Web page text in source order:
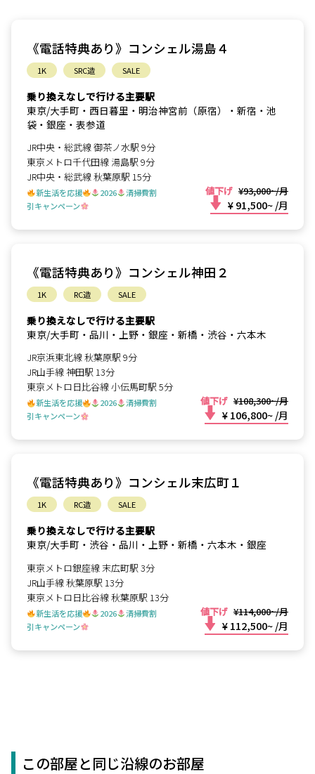
《電話特典あり》コンシェル湯島４
1K SRC造 SALE
乗り換えなしで行ける主要駅
東京/大手町・西日暮里・明治神宮前（原宿）・新宿・池
袋・銀座・表参道
JR中央・総武線 御茶ノ水駅 9分
東京メトロ千代田線 湯島駅 9分
JR中央・総武線 秋葉原駅 15分
新生活を応援 2026
清掃費割
引キャンペーン
値下げ ¥93,000~/月
¥ 91,500~ /月
《電話特典あり》コンシェル神田２
1K RC造 SALE
乗り換えなしで行ける主要駅
東京/大手町・品川・上野・銀座・新橋・渋谷・六本木
JR京浜東北線 秋葉原駅 9分
JR山手線 神田駅 13分
東京メトロ日比谷線 小伝馬町駅 5分
新生活を応援 2026
清掃費割
引キャンペーン
値下げ ¥108,300~/月
¥ 106,800~ /月
《電話特典あり》コンシェル末広町１
1K RC造 SALE
乗り換えなしで行ける主要駅
東京/大手町・渋谷・品川・上野・新橋・六本木・銀座
東京メトロ銀座線 末広町駅 3分
JR山手線 秋葉原駅 13分
東京メトロ日比谷線 秋葉原駅 13分
新生活を応援 2026
清掃費割
引キャンペーン
値下げ ¥114,000~/月
¥ 112,500~ /月
この部屋と同じ沿線のお部屋